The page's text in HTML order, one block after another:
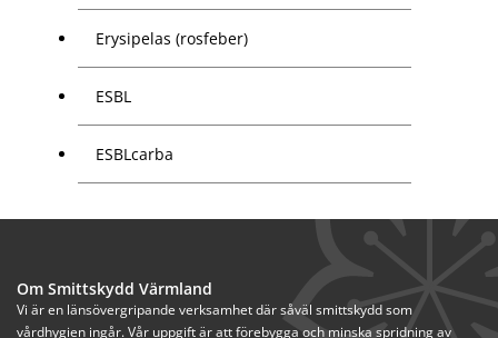
Erysipelas (rosfeber)
ESBL
ESBLcarba
Om Smittskydd Värmland
Vi är en länsövergripande verksamhet där såväl smittskydd som
vårdhygien ingår. Vår uppgift är att förebygga och minska spridning av